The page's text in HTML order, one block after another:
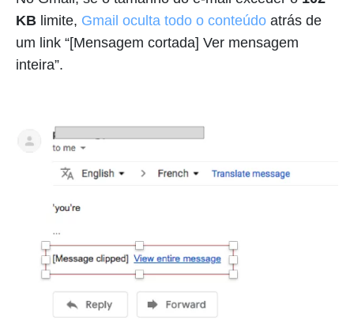
KB limite, Gmail oculta todo o conteúdo atrás de
um link “[Mensagem cortada] Ver mensagem
inteira”.